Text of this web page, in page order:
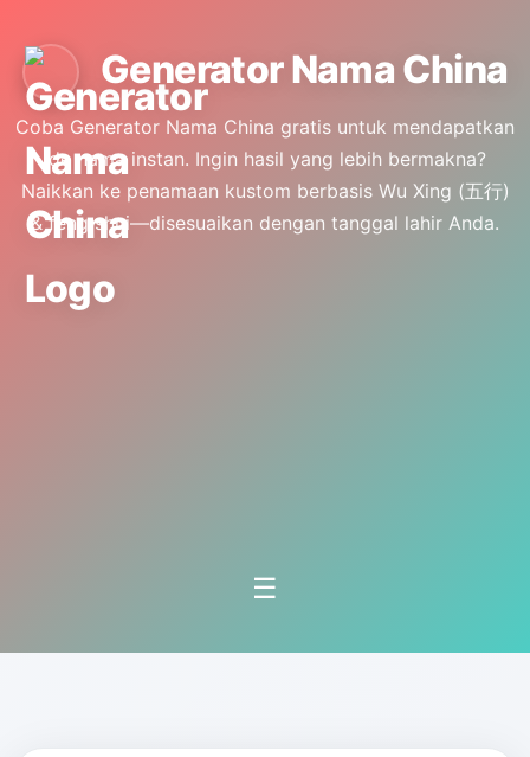
Generator Nama China
Coba Generator Nama China gratis untuk mendapatkan
ide nama instan. Ingin hasil yang lebih bermakna?
Naikkan ke penamaan kustom berbasis Wu Xing (五行)
& feng shui—disesuaikan dengan tanggal lahir Anda.
☰